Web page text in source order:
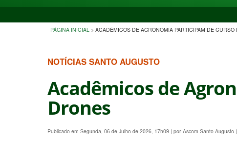
PÁGINA INICIAL > ACADÊMICOS DE AGRONOMIA PARTICIPAM DE
NOTÍCIAS SANTO AUGUSTO
Acadêmicos de
Drones
Publicado em Segunda, 06 de Julho de 2026, 17h09 | por Ascom Santo Augusto |